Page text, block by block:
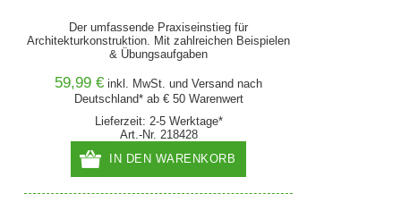
Der umfassende Praxiseinstieg für
Architekturkonstruktion. Mit zahlreichen Beispielen
& Übungsaufgaben
59,99 € inkl. MwSt. undVersand nach
Deutschland* ab € 50 Warenwert
Lieferzeit: 2-5 Werktage*
Art.-Nr. 218428
IN DEN WARENKORB